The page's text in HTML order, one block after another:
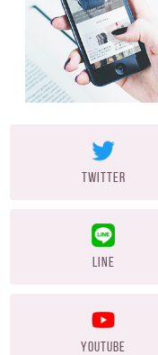
TWITTER
LINE
YOUTUBE